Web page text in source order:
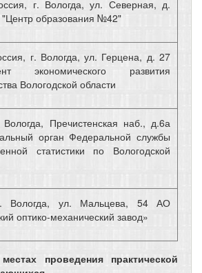
г. Вологда, ул. Северная, д.
образования №42"
г. Вологда, ул. Герцена, д. 27
экономического развития
Вологодской области
Пречистенская наб., д.6а
орган Федеральной службы
статистики по Вологодской
Вологда, ул. Мальцева, 54 АО
оптико-механический завод»
проведения практической